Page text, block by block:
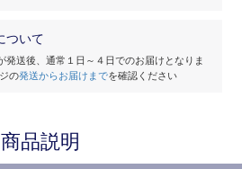
ついて
発送後、通常１日～４日でのお届けとなりま
の発送からお届けまでを確認ください
商品説明